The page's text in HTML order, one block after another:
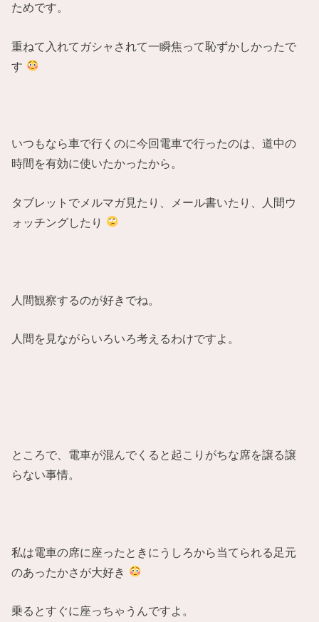
ためです。
重ねて入れてガシャされて一瞬焦って恥ずかしかったで
す
いつもなら車で行くのに今回電車で行ったのは、道中の
時間を有効に使いたかったから。
タブレットでメルマガ見たり、メール書いたり、人間ウ
ォッチングしたり
人間観察するのが好きでね。
人間を見ながらいろいろ考えるわけですよ。
ところで、電車が混んでくると起こりがちな席を譲る譲
らない事情。
私は電車の席に座ったときにうしろから当てられる足元
のあったかさが大好き
乗るとすぐに座っちゃうんですよ。